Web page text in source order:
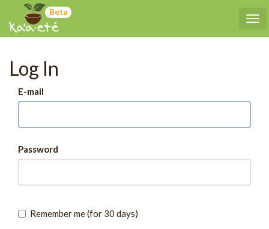
Beta
Log In
E-mail
Password
Remember me (for 30 days)